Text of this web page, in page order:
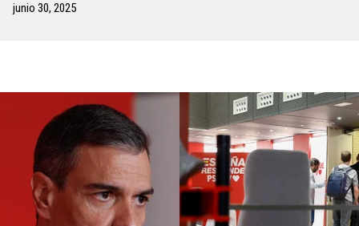
junio 30, 2025